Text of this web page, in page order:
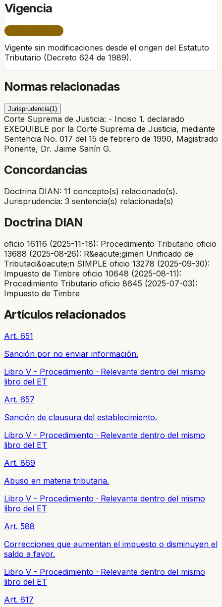
Vigencia
Vigente sin modificaciones desde el origen del Estatuto
Tributario (Decreto 624 de 1989).
Normas relacionadas
Jurisprudencia(1)
Corte Suprema de Justicia: - Inciso 1. declarado
EXEQUIBLE por la Corte Suprema de Justicia, mediante
Sentencia No. 017 del 15 de febrero de 1990, Magistrado
Ponente, Dr. Jaime Sanín G.
Concordancias
Doctrina DIAN: 11 concepto(s) relacionado(s).
Jurisprudencia: 3 sentencia(s) relacionada(s)
Doctrina DIAN
oficio 16116 (2025-11-18): Procedimiento Tributario oficio
13688 (2025-08-26): R&eacute;gimen Unificado de
Tributaci&oacute;n SIMPLE oficio 13278 (2025-09-30):
Impuesto de Timbre oficio 10648 (2025-08-11):
Procedimiento Tributario oficio 8645 (2025-07-03):
Impuesto de Timbre
Artículos relacionados
Art. 651
Sanción por no enviar información.
Libro V - Procedimiento · Relevante dentro del mismo
libro del ET
Art. 657
Sanción de clausura del establecimiento.
Libro V - Procedimiento · Relevante dentro del mismo
libro del ET
Art. 869
Abuso en materia tributaria.
Libro V - Procedimiento · Relevante dentro del mismo
libro del ET
Art. 588
Correcciones que aumentan el impuesto o disminuyen el
saldo a favor.
Libro V - Procedimiento · Relevante dentro del mismo
libro del ET
Art. 617